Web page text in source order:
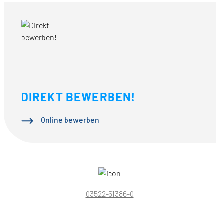
DIREKT BEWERBEN!
Online bewerben
03522-51386-0